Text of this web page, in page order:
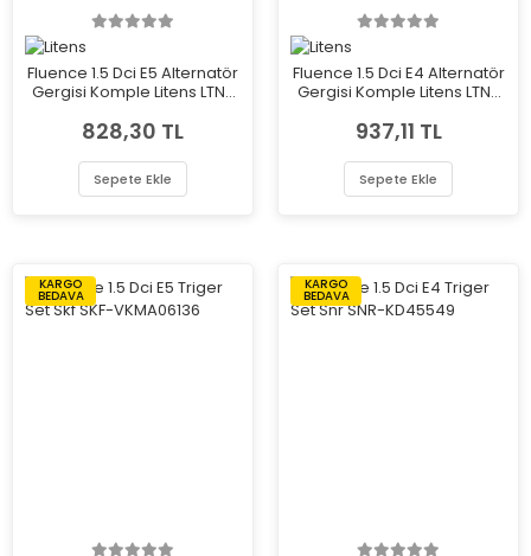
Fluence 1.5 Dci E5 Alternatör
Gergisi Komple Litens LTN-
828,30 TL
Sepete Ekle
Fluence 1.5 Dci E4 Alternatör
Gergisi Komple Litens LTN-
937,11 TL
Sepete Ekle
KARGO
BEDAVA
KARGO
BEDAVA